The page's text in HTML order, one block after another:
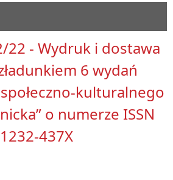
22 - Wydruk i dostawa
6 wydań
kulturalnego
o numerze ISSN
1232-437X